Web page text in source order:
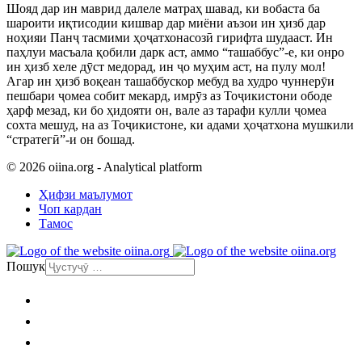
Шояд дар ин маврид далеле матраҳ шавад, ки вобаста ба
шароити иқтисодии кишвар дар миёни аъзои ин ҳизб дар
ноҳияи Панҷ тасмими ҳоҷатхонасозӣ гирифта шудааст. Ин
паҳлуи масъала қобили дарк аст, аммо “ташаббус”-е, ки онро
ин ҳизб хеле дӯст медорад, ин ҷо муҳим аст, на пулу мол!
Агар ин ҳизб воқеан ташаббускор мебуд ва худро чуннерӯи
пешбари ҷомеа собит мекард, имрӯз аз Тоҷикистони ободе
ҳарф мезад, ки бо ҳидояти он, вале аз тарафи кулли ҷомеа
сохта мешуд, на аз Тоҷикистоне, ки адами ҳоҷатхона мушкили
“стратегӣ”-и он бошад.
© 2026 oiina.org - Analytical platform
Ҳифзи маълумот
Чоп кардан
Тамос
Пошук